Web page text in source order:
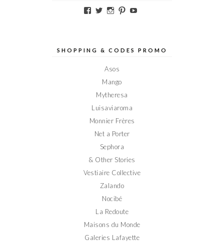
Voir
sur
Voir
sur
Voir
sur
Voir
sur sur
SHOPPING & CODES PROMO
Asos
Mango
Mytheresa
Luisaviaroma
Monnier Frères
Net a Porter
Sephora
& Other Stories
Vestiaire Collective
Zalando
Nocibé
La Redoute
Maisons du Monde
Galeries Lafayette